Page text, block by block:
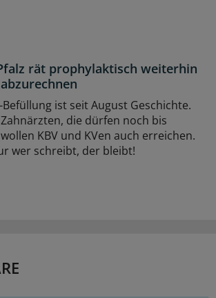
rät prophylaktisch weiterhin
ist seit August Geschichte.
die dürfen noch bis
KBV und KVen auch erreichen.
wer schreibt, der bleibt!